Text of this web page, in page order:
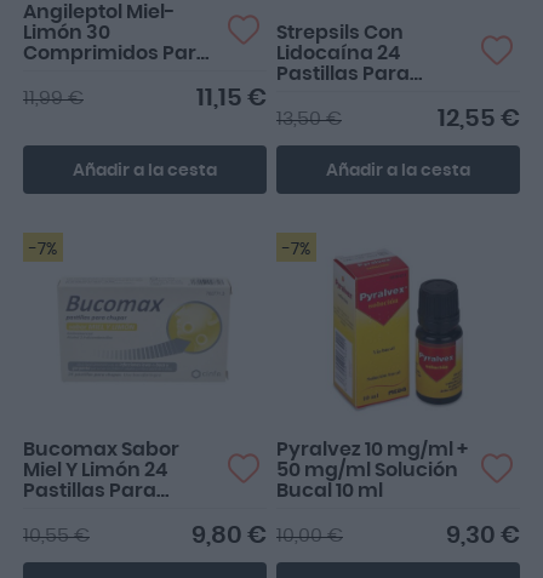
Angileptol Miel-
Limón 30
Comprimidos Para
11,15 €
11,99 €
Añadir a la cesta
Strepsils Con
Lidocaína 24
Pastillas Para
12,55 €
13,50 €
Añadir a la cesta
-7%
Bucomax Sabor
Miel Y Limón 24
Pastillas Para
9,80 €
10,55 €
-7%
Pyralvez 10 mg/ml +
50 mg/ml Solución
Bucal 10 ml
9,30 €
10,00 €